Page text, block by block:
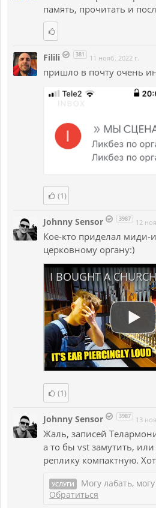
память, прочитать и
Filili 381 11 нояб. 2022 г.
пришло в почту очень
(1)
Johnny Sensor 3987 12
Кое-кто приделал миди-
церковному органу:)
(1)
Johnny Sensor 3987 13
Жаль, записей
а то бы vst замутить,
реплику компактную.
УСЛУГИ
Могу лабать,
Обратиться